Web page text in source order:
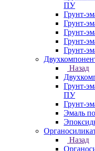
ПУ
Грунт-
Грунт-
Грунт-
Грунт-
Грунт-
Назад
Грунт-
ПУ
Грунт-
Эмаль
Назад